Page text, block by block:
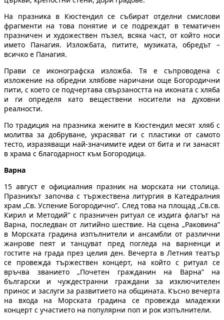
На празника в Кюстендил се събират отделни смислови
фрагменти на това понятие и се подреждат в тематичен
празничен и художествен пъзел, всяка част, от който носи
името Панагия. Изложбата, питите, музиката, обредът –
всичко е Панагия.
Прави се иконографска изложба. Тя е съпроводена с
изложение на обредни хлябове наричани още Богородични
пити, с което се подчертава свързаността на иконата с хляба
и ги определя като веществени носители на духовни
реалности.
По традиция на празника жените в Кюстендил месят хляб с
молитва за добруване, украсяват ги с пластики от самото
тесто, изразяващи най-значимите идеи от бита и ги занасят
в храма с благодарност към Богородица.
Варна
15 август е официалния празник на морската ни столица.
Празникът започва с тържествена литургия в Катедралния
храм „Св. Успение Богородично”. След това на площад „Св.св.
Кирил и Методий” с празничен ритуал се издига флагът на
Варна, последван от литийно шествие. На сцена „Раковина”
в Морската градина изпълнители и ансамбли от различни
жанрове пеят и танцуват пред погледа на варненци и
гостите на града през целия ден. Вечерта в Летния театър
се провежда тържествен концерт, на който с ритуал се
връчва званието „Почетен гражданин на Варна” на
български и чуждестранни граждани за изключителен
принос и заслуги за развитието на общината. Късно вечерта
на входа на Морската градина се провежда младежки
концерт с участието на популярни поп и рок изпълнители.